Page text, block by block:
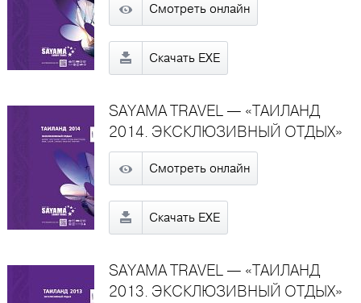
Смотреть онлайн
Скачать EXE
SAYAMA TRAVEL — «ТАИЛАНД
2014. ЭКСКЛЮЗИВНЫЙ ОТДЫХ»
Смотреть онлайн
Скачать EXE
SAYAMA TRAVEL — «ТАИЛАНД
2013. ЭКСКЛЮЗИВНЫЙ ОТДЫХ»